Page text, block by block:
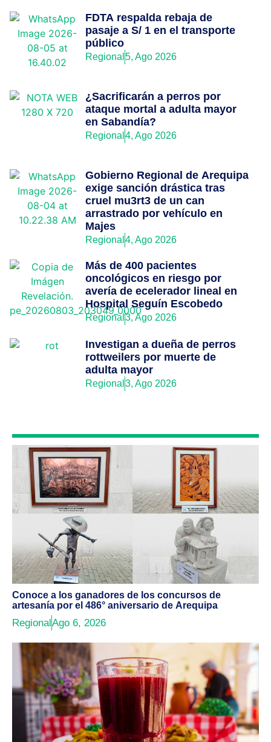
FDTA respalda rebaja de
pasaje a S/ 1 en el transporte
público
Regional 5, Ago 2026
¿Sacrificarán a perros por
ataque mortal a adulta mayor
en Sabandía?
Regional 4, Ago 2026
Gobierno Regional de Arequipa
exige sanción drástica tras
cruel mu3rt3 de un can
arrastrado por vehículo en
Majes
Regional 4, Ago 2026
Más de 400 pacientes
oncológicos en riesgo por
avería de ecelerador lineal en
Hospital Seguín Escobedo
Regional 3, Ago 2026
Investigan a dueña de perros
rottweilers por muerte de
adulta mayor
Regional 3, Ago 2026
Conoce a los ganadores de los concursos de
artesanía por el 486° aniversario de Arequipa
RegionalAgo 6, 2026